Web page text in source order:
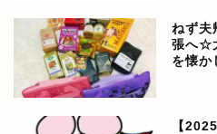
ねず夫
張へ☆
を懐か
【